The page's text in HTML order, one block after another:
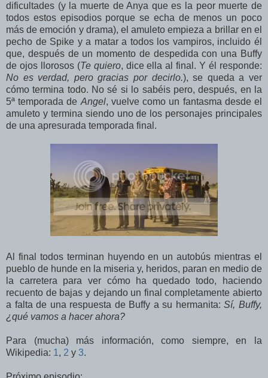
dificultades (y la muerte de Anya que es la peor muerte de
todos estos episodios porque se echa de menos un poco
más de emoción y drama), el amuleto empieza a brillar en el
pecho de Spike y a matar a todos los vampiros, incluido él
que, después de un momento de despedida con una Buffy
de ojos llorosos (Te quiero, dice ella al final. Y él responde:
No es verdad, pero gracias por decirlo.), se queda a ver
cómo termina todo. No sé si lo sabéis pero, después, en la
5ª temporada de Angel, vuelve como un fantasma desde el
amuleto y termina siendo uno de los personajes principales
de una apresurada temporada final.
Al final todos terminan huyendo en un autobús mientras el
pueblo de hunde en la miseria y, heridos, paran en medio de
la carretera para ver cómo ha quedado todo, haciendo
recuento de bajas y dejando un final completamente abierto
a falta de una respuesta de Buffy a su hermanita: Sí, Buffy,
¿qué vamos a hacer ahora?
Para (mucha) más información, como siempre, en la
Wikipedia: 1, 2 y 3.